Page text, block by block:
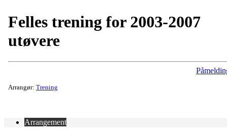
Felles trening for 2003-2007
utøvere
Arrangør: Trening
Arrangement